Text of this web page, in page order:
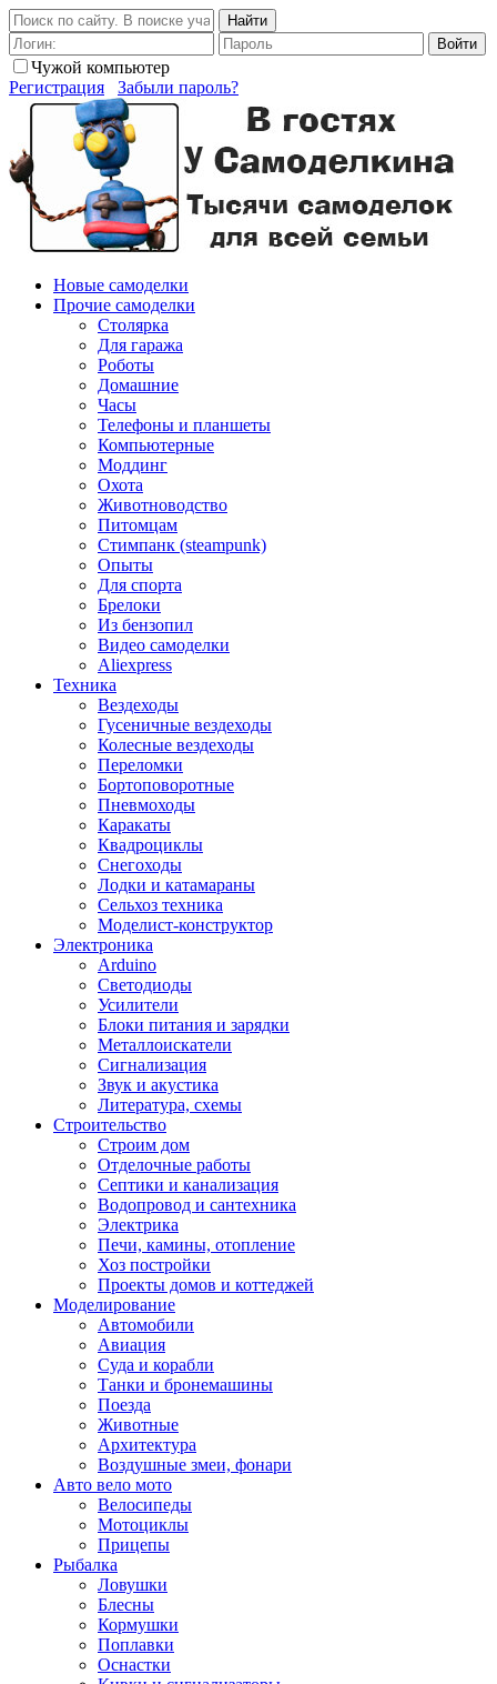
Найти
Войти
Чужой компьютер
Регистрация
Забыли пароль?
Новые самоделки
Прочие самоделки
Столярка
Для гаража
Роботы
Домашние
Часы
Телефоны и планшеты
Компьютерные
Моддинг
Охота
Животноводство
Питомцам
Стимпанк (steampunk)
Опыты
Для спорта
Брелоки
Из бензопил
Видео самоделки
Aliexpress
Техника
Вездеходы
Гусеничные вездеходы
Колесные вездеходы
Переломки
Бортоповоротные
Пневмоходы
Каракаты
Квадроциклы
Снегоходы
Лодки и катамараны
Сельхоз техника
Моделист-конструктор
Электроника
Arduino
Светодиоды
Усилители
Блоки питания и зарядки
Металлоискатели
Сигнализация
Звук и акустика
Литература, схемы
Строительство
Строим дом
Отделочные работы
Септики и канализация
Водопровод и сантехника
Электрика
Печи, камины, отопление
Хоз постройки
Проекты домов и коттеджей
Моделирование
Автомобили
Авиация
Суда и корабли
Танки и бронемашины
Поезда
Животные
Архитектура
Воздушные змеи, фонари
Авто вело мото
Велосипеды
Мотоциклы
Прицепы
Рыбалка
Ловушки
Блесны
Кормушки
Поплавки
Оснастки